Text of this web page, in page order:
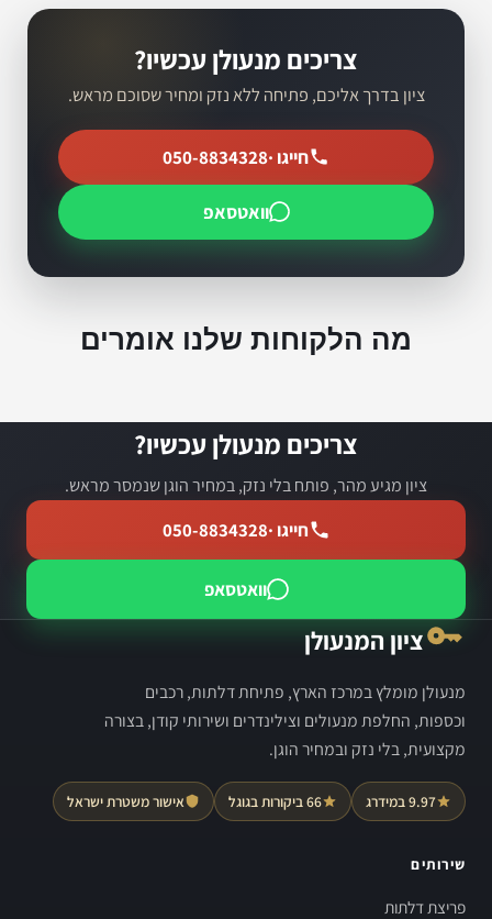
צריכים מנעולן עכשיו?
ציון בדרך אליכם, פתיחה ללא נזק ומחיר שסוכם מראש.
חייגו ·050-8834328
וואטסאפ
מה הלקוחות שלנו אומרים
צריכים מנעולן עכשיו?
ציון מגיע מהר, פותח בלי נזק, במחיר הוגן שנמסר מראש.
חייגו ·050-8834328
וואטסאפ
ציון המנעולן
מנעולן מומלץ במרכז הארץ, פתיחת דלתות, רכבים
וכספות, החלפת מנעולים וצילינדרים ושירותי קודן, בצורה
מקצועית, בלי נזק ובמחיר הוגן.
9.97 במידרג 66 ביקורות בגוגל אישור משטרת ישראל
שירותים
פריצת דלתות